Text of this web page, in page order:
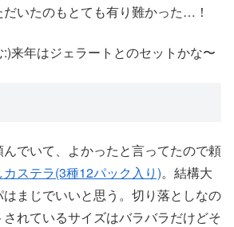
いたのもとても有り難かった…！
来年はジェラートとのセットかな〜
でいて、よかったと言ってたので頼
ステラ(3種12パック入り)。結構大
まじでいいと思う。切り落としなの
れているサイズはバラバラだけどそ